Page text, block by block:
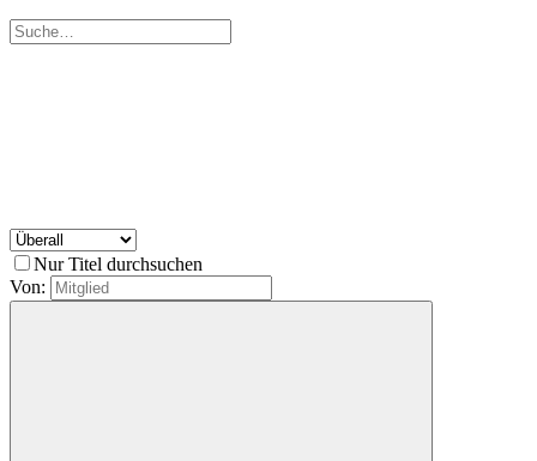
Nur Titel durchsuchen
Von: